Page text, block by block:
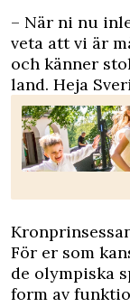
– När ni nu
veta att vi är
och känner
land. Heja
För er som
de olympiska
form av